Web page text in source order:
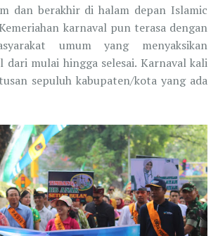
dan berakhir di halam depan Islamic
karnaval pun terasa dengan
umum yang menyaksikan
dari mulai hingga selesai. Karnaval kali
sepuluh kabupaten/kota yang ada